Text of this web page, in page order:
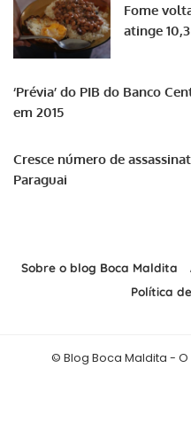
Fome
atinge
‘Prévia’ do PIB do Banco
em 2015
Cresce número de
Paraguai
Sobre o blog Boca Maldita
Política
© Blog Boca Maldita -